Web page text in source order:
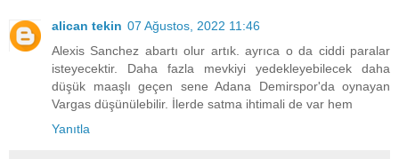
alican tekin 07 Ağustos, 2022 11:46
Alexis Sanchez abartı olur artık. ayrıca o da ciddi paralar
isteyecektir. Daha fazla mevkiyi yedekleyebilecek daha
düşük maaşlı geçen sene Adana Demirspor'da oynayan
Vargas düşünülebilir. İlerde satma ihtimali de var hem
Yanıtla